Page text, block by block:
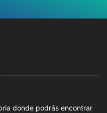
donde podrás encontrar